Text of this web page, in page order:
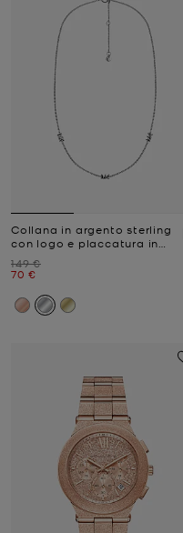
Collana in argento sterling
con logo e placcatura in
Prezzo iniziale
149 €
Prezzo attuale
70 €